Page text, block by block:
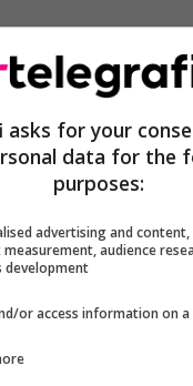
asks for your
data for the
purposes:
advertising and
audience
development
or access information on a